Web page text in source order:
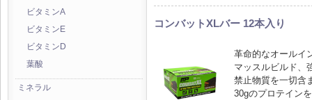
ビタミンA
ビタミンE
ビタミンD
葉酸
ミネラル
コンバットXLバー 12本入り
革命的なオールイ
マッスルビルド、
禁止物質を一切含
30gのプロテイン